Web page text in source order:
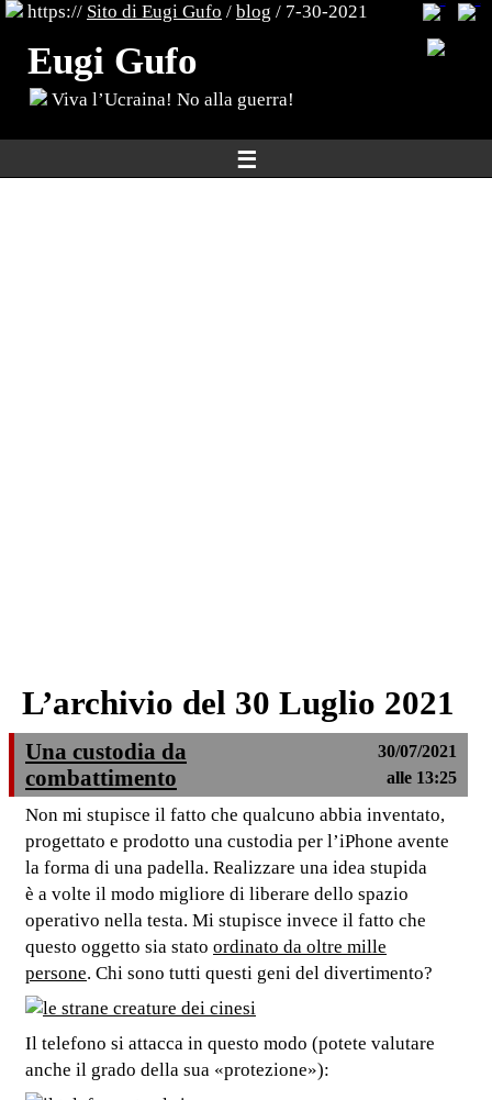
https:// Sito di Eugi Gufo / blog / 7-30-2021
Eugi Gufo
Viva l’Ucraina! No alla guerra!
☰
L’archivio del 30 Luglio 2021
Una custodia da
combattimento
30/07/2021
alle 13:25
Non mi stupisce il fatto che qualcuno abbia inventato,
progettato e prodotto una custodia per l’iPhone avente
la forma di una padella. Realizzare una idea stupida
è a volte il modo migliore di liberare dello spazio
operativo nella testa. Mi stupisce invece il fatto che
questo oggetto sia stato ordinato da oltre mille
persone. Chi sono tutti questi geni del divertimento?
Il telefono si attacca in questo modo (potete valutare
anche il grado della sua «protezione»):